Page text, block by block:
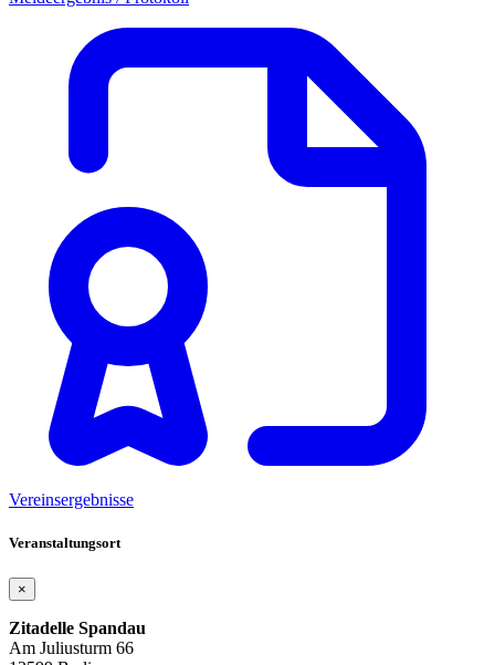
Vereinsergebnisse
Veranstaltungsort
×
Zitadelle Spandau
Am Juliusturm 66